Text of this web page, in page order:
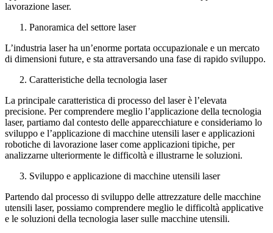
lavorazione laser.
Panoramica del settore laser
L’industria laser ha un’enorme portata occupazionale e un mercato
di dimensioni future, e sta attraversando una fase di rapido sviluppo.
Caratteristiche della tecnologia laser
La principale caratteristica di processo del laser è l’elevata
precisione. Per comprendere meglio l’applicazione della tecnologia
laser, partiamo dal contesto delle apparecchiature e consideriamo lo
sviluppo e l’applicazione di macchine utensili laser e applicazioni
robotiche di lavorazione laser come applicazioni tipiche, per
analizzarne ulteriormente le difficoltà e illustrarne le soluzioni.
Sviluppo e applicazione di macchine utensili laser
Partendo dal processo di sviluppo delle attrezzature delle macchine
utensili laser, possiamo comprendere meglio le difficoltà applicative
e le soluzioni della tecnologia laser sulle macchine utensili.